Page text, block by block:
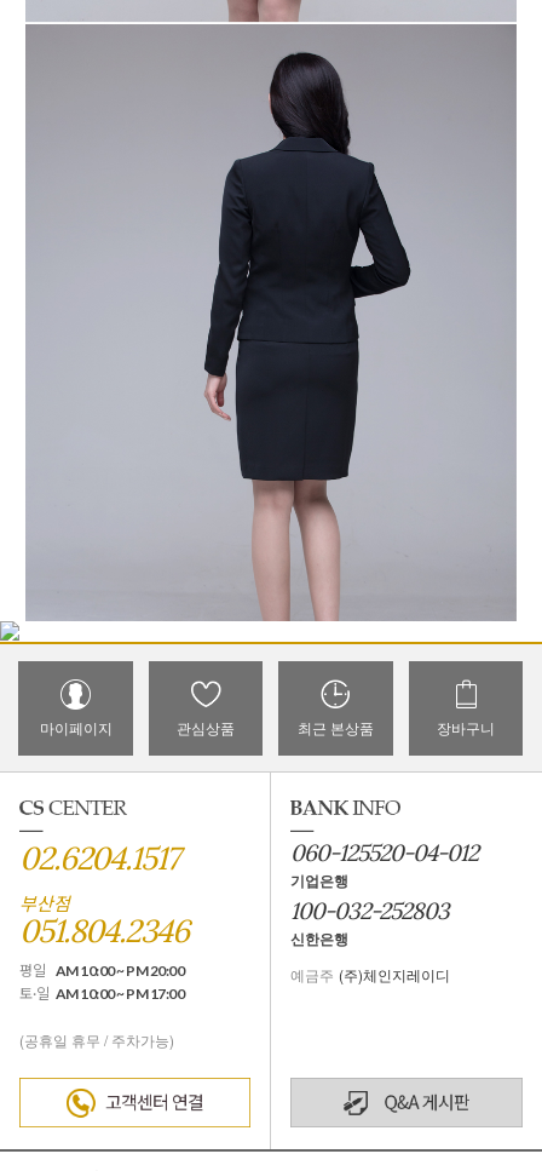
마이페이지 관심상품 최근 본상품 장바구니
02.6204.1517
부산점
051.804.2346
평일 AM 10:00 ~ PM 20:00
토·일 AM 10:00 ~ PM 17:00
(공휴일 휴무 / 주차가능)
060-125520-04-012
기업은행
100-032-252803
신한은행
예금주 (주)체인지레이디